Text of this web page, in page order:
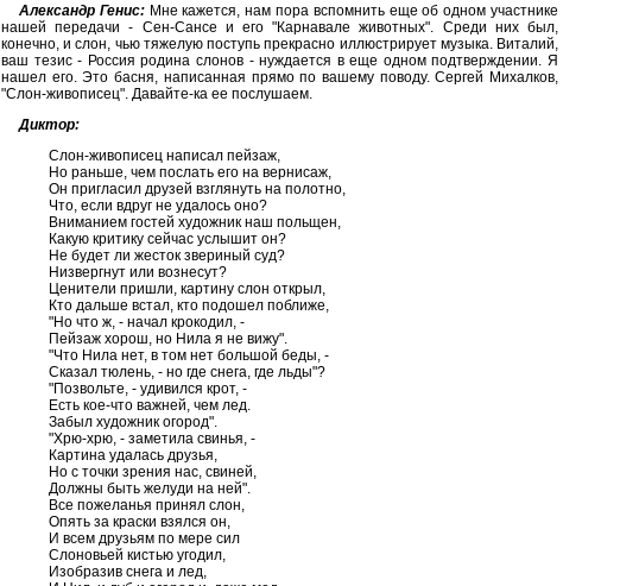
Александр Генис:Мне кажется, нам пора вспомнить еще об одном участнике
нашей передачи - Сен-Сансе и его "Карнавале животных". Среди них был,
конечно, и слон, чью тяжелую поступь прекрасно иллюстрирует музыка. Виталий,
ваш тезис - Россия родина слонов - нуждается в еще одном подтверждении. Я
нашел его. Это басня, написанная прямо по вашему поводу. Сергей Михалков,
"Слон-живописец". Давайте-ка ее послушаем.
Диктор:
Слон-живописец написал пейзаж,
Но раньше, чем послать его на вернисаж,
Он пригласил друзей взглянуть на полотно,
Что, если вдруг не удалось оно?
Вниманием гостей художник наш польщен,
Какую критику сейчас услышит он?
Не будет ли жесток звериный суд?
Низвергнут или вознесут?
Ценители пришли, картину слон открыл,
Кто дальше встал, кто подошел поближе,
"Но что ж, - начал крокодил, -
Пейзаж хорош, но Нила я не вижу".
"Что Нила нет, в том нет большой беды, -
Сказал тюлень, - но где снега, где льды"?
"Позвольте, - удивился крот, -
Есть кое-что важней, чем лед.
Забыл художник огород".
"Хрю-хрю, - заметила свинья, -
Картина удалась друзья,
Но с точки зрения нас, свиней,
Должны быть желуди на ней".
Все пожеланья принял слон,
Опять за краски взялся он,
И всем друзьям по мере сил
Слоновьей кистью угодил,
Изобразив снега и лед,